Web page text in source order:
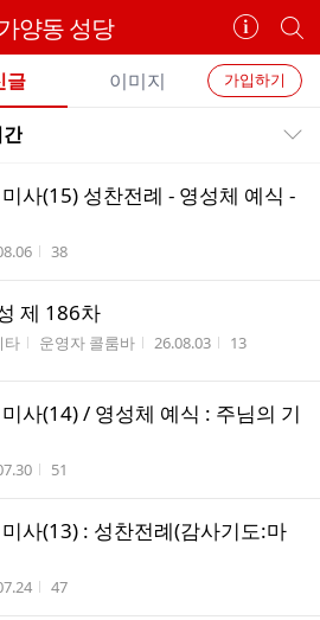
양동 성당
카
페
정
보
개
별
카
페
검
가입하기
글 이미지
사(15) 성찬전례 - 영성체 예식 -
시간 조회수
38
제 186차
타 작성자
운영자 콜룸바 작성시간
26.08.03 조회수
13
사(14) / 영성체 예식 : 주님의 기
시간 조회수
51
사(13) : 성찬전례(감사기도:마
시간 조회수
47